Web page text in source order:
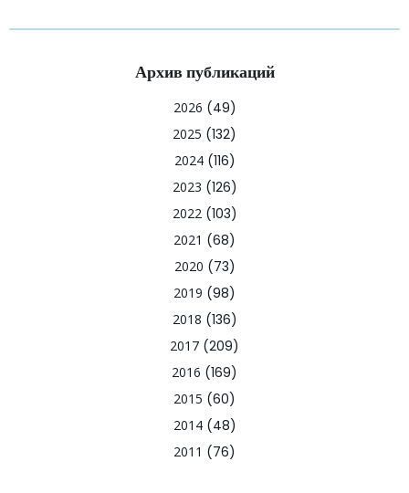
Архив публикаций
2026 (49)
2025 (132)
2024(116)
2023 (126)
2022(103)
2021 (68)
2020 (73)
2019 (98)
2018 (136)
2017 (209)
2016 (169)
2015 (60)
2014(48)
2011 (76)